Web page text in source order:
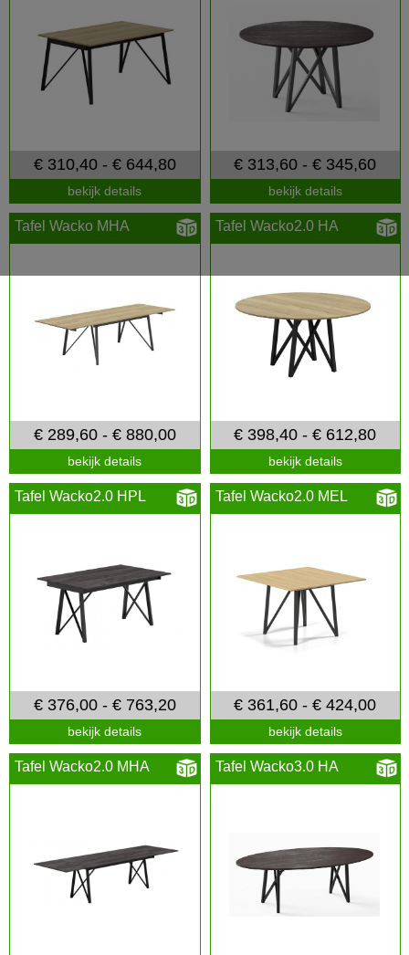
€ 310,40 - € 644,80
bekijk details
€ 313,60 - € 345,60
bekijk details
Tafel Wacko MHA
€ 289,60 - € 880,00
bekijk details
Tafel Wacko2.0 HA
€ 398,40 - € 612,80
bekijk details
Tafel Wacko2.0 HPL
€ 376,00 - € 763,20
bekijk details
Tafel Wacko2.0 MEL
€ 361,60 - € 424,00
bekijk details
Tafel Wacko2.0 MHA Tafel Wacko3.0 HA